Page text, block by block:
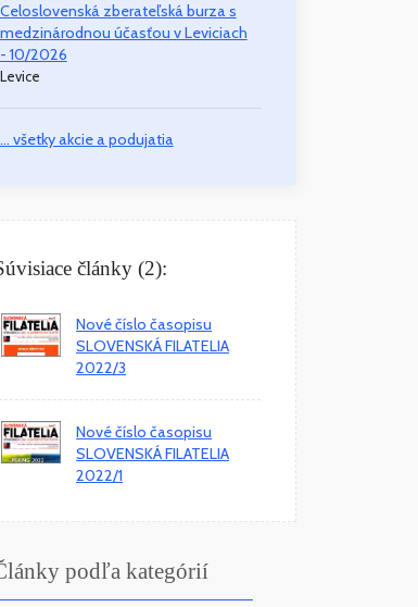
Celoslovenská zberateľská burza s
medzinárodnou účasťou v Leviciach
- 10/2026
Levice
... všetky akcie a podujatia
články (2):
Nové číslo časopisu
SLOVENSKÁ FILATELIA
2022/3
Nové číslo časopisu
SLOVENSKÁ FILATELIA
2022/1
podľa kategórií